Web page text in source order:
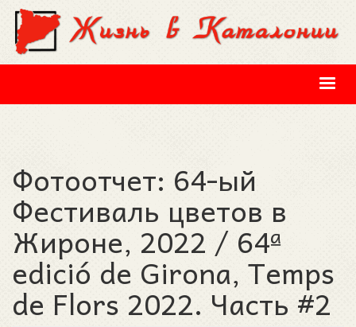
Перейти к основному содержанию
Фотоотчет: 64-ый
Фестиваль цветов в
Жироне, 2022 / 64ª
edició de Girona, Temps
de Flors 2022. Часть #2